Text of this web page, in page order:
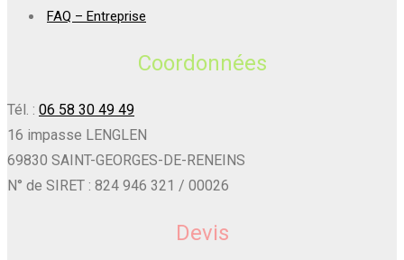
FAQ – Entreprise
Coordonnées
Tél. : 06 58 30 49 49
16 impasse LENGLEN
69830 SAINT-GEORGES-DE-RENEINS
N° de SIRET : 824 946 321 / 00026
Devis